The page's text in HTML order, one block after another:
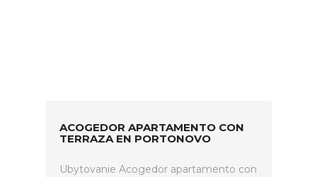
ACOGEDOR APARTAMENTO CON
TERRAZA EN PORTONOVO
Ubytovanie Acogedor apartamento con